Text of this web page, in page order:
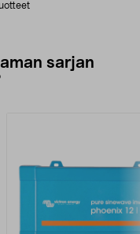
sarjan